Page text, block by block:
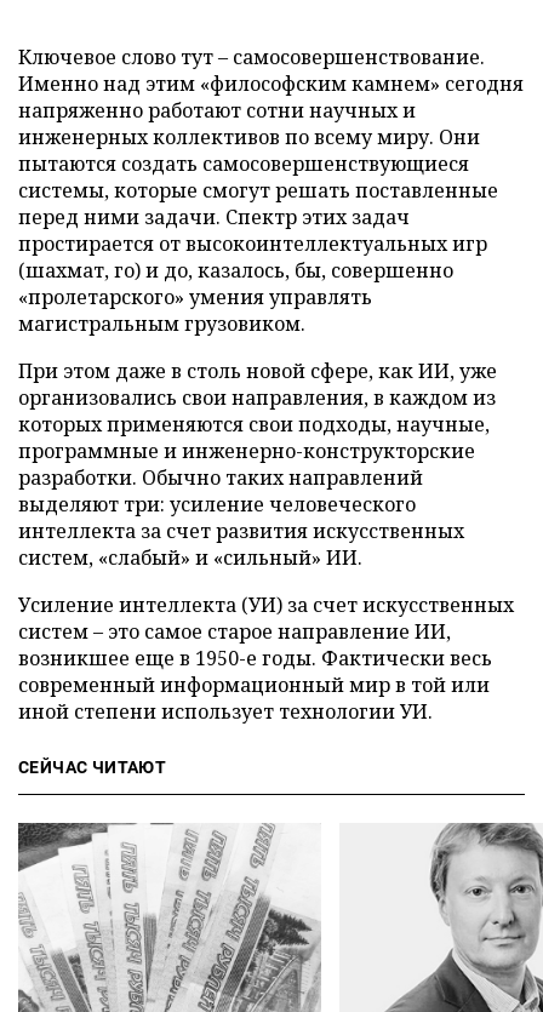
Ключевое слово тут – самосовершенствование.
Именно над этим «философским камнем» сегодня
напряженно работают сотни научных и
инженерных коллективов по всему миру. Они
пытаются создать самосовершенствующиеся
системы, которые смогут решать поставленные
перед ними задачи. Спектр этих задач
простирается от высокоинтеллектуальных игр
(шахмат, го) и до, казалось, бы, совершенно
«пролетарского» умения управлять
магистральным грузовиком.
При этом даже в столь новой сфере, как ИИ, уже
организовались свои направления, в каждом из
которых применяются свои подходы, научные,
программные и инженерно-конструкторские
разработки. Обычно таких направлений
выделяют три: усиление человеческого
интеллекта за счет развития искусственных
систем, «слабый» и «сильный» ИИ.
Усиление интеллекта (УИ) за счет искусственных
систем – это самое старое направление ИИ,
возникшее еще в 1950-е годы. Фактически весь
современный информационный мир в той или
иной степени использует технологии УИ.
СЕЙЧАС ЧИТАЮТ